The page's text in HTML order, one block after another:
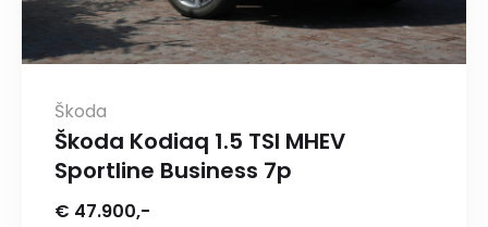
Škoda
Škoda Kodiaq 1.5 TSI MHEV
Sportline Business 7p
€ 47.900,-